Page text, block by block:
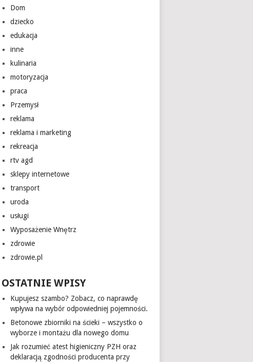
Dom
dziecko
edukacja
inne
kulinaria
motoryzacja
praca
Przemysł
reklama
reklama i marketing
rekreacja
rtv agd
sklepy internetowe
transport
uroda
usługi
Wyposażenie Wnętrz
zdrowie
zdrowie.pl
OSTATNIE WPISY
Kupujesz szambo? Zobacz, co naprawdę
wpływa na wybór odpowiedniej pojemności.
Betonowe zbiorniki na ścieki – wszystko o
wyborze i montażu dla nowego domu
Jak rozumieć atest higieniczny PZH oraz
deklaracją zgodności producenta przy